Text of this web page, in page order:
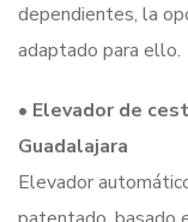
dependientes, la
adaptado para ello.
• Elevador de
Guadalajara
Elevador